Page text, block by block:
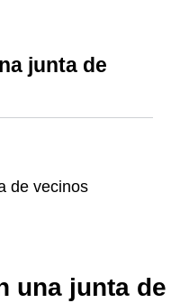
junta de
una junta de